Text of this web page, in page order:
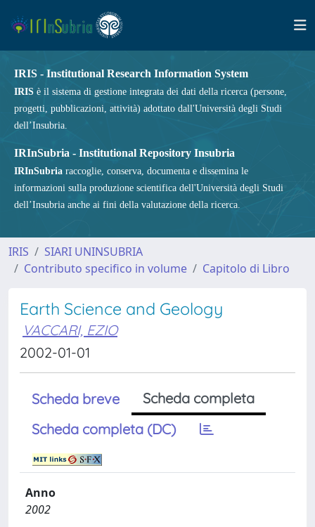
IRIS - Institutional Research Information System
IRIS è il sistema di gestione integrata dei dati della ricerca (persone,
progetti, pubblicazioni, attività) adottato dall'Università degli Studi
dell’Insubria.
IRInSubria - Institutional Repository Insubria
IRInSubria raccoglie, conserva, documenta e dissemina le
informazioni sulla produzione scientifica dell'Università degli Studi
dell’Insubria anche ai fini della valutazione della ricerca.
IRIS
SIARI UNINSUBRIA
Contributo specifico in volume
Capitolo di Libro
Earth Science and Geology
VACCARI, EZIO
2002-01-01
Scheda breve
Scheda completa
Scheda completa (DC)
Anno
2002